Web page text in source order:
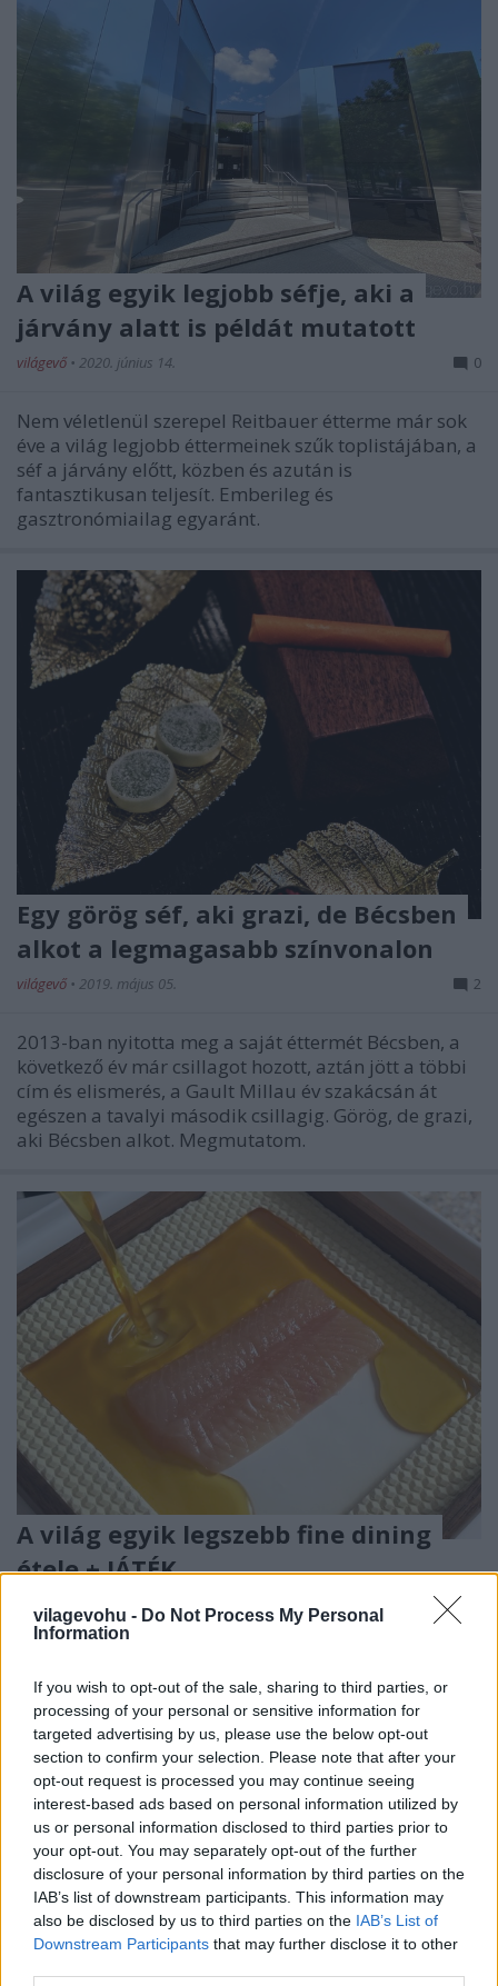
vilagevohu - Do Not Process My Personal
Information
If you wish to opt-out of the sale, sharing to third parties, or
processing of your personal or sensitive information for
targeted advertising by us, please use the below opt-out
section to confirm your selection. Please note that after your
opt-out request is processed you may continue seeing
interest-based ads based on personal information utilized by
us or personal information disclosed to third parties prior to
your opt-out. You may separately opt-out of the further
disclosure of your personal information by third parties on the
IAB’s list of downstream participants. This information may
also be disclosed by us to third parties on the IAB’s List of
Downstream Participants that may further disclose it to other
A világ egyik legjobb séfje, aki a
járvány alatt is példát mutatott
világevő • 2020. június 14. 0
Nem véletlenül szerepel Reitbauer étterme már sok
éve a világ legjobb éttermeinek szűk toplistájában, a
séf a járvány előtt, közben és azután is
fantasztikusan teljesít. Emberileg és
gasztronómiailag egyaránt.
Egy görög séf, aki grazi, de Bécsben
alkot a legmagasabb színvonalon
világevő • 2019. május 05. 2
2013-ban nyitotta meg a saját éttermét Bécsben, a
következő év már csillagot hozott, aztán jött a többi
cím és elismerés, a Gault Millau év szakácsán át
egészen a tavalyi második csillagig. Görög, de grazi,
aki Bécsben alkot. Megmutatom.
A világ egyik legszebb fine dining
étele + JÁTÉK
világevő 2018. május 13.
csillagos, bécsi Steirereckben, ami egyébként nem
mellesleg a World's 50 Best listán is hosszú évek óta
a TOP10 környékén tanyázik. Megmutatom.